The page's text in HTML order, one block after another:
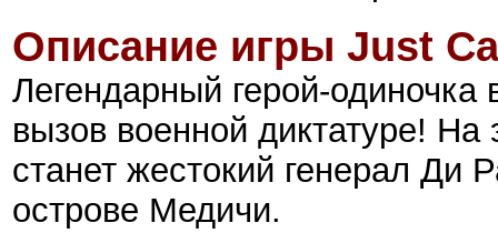
Описание игры Just
Легендарный герой-
вызов военной диктатуре! На
станет жестокий генерал Ди
острове Медичи.